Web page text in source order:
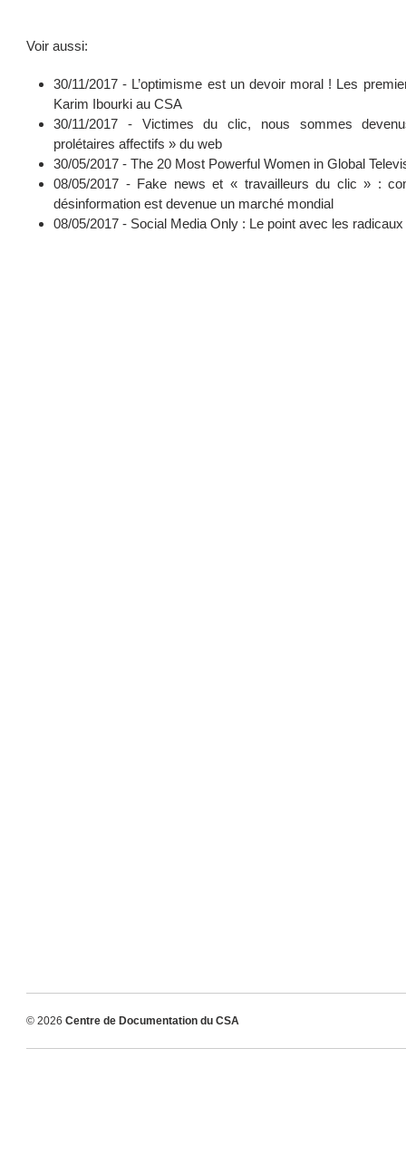
Voir aussi:
30/11/2017 - L’optimisme est un devoir moral ! Les
Karim Ibourki au CSA
30/11/2017 - Victimes du clic, nous sommes
prolétaires affectifs » du web
30/05/2017 - The 20 Most Powerful Women in Global
08/05/2017 - Fake news et « travailleurs du clic » :
désinformation est devenue un marché mondial
08/05/2017 - Social Media Only : Le point avec les radicaux
© 2026 Centre de Documentation du CSA